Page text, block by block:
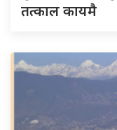
तत्काल कायमै